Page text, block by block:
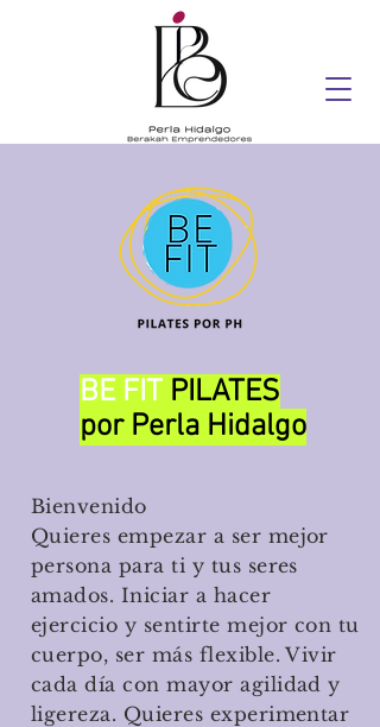
BE FIT PILATES
por Perla Hidalgo
Bienvenido
Quieres empezar a ser mejor
persona para ti y tus seres
amados. Iniciar a hacer
ejercicio y sentirte mejor con tu
cuerpo, ser más flexible. Vivir
cada día con mayor agilidad y
ligereza. Quieres experimentar